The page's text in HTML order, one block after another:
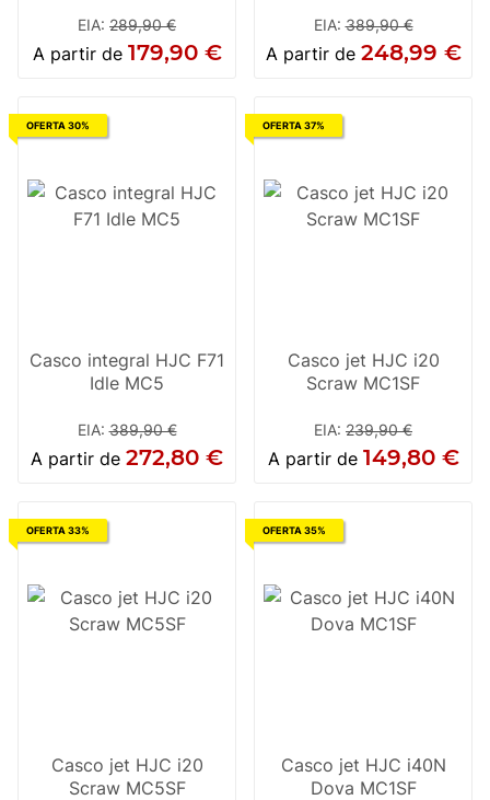
EIA: 289,90 €
A partir de 179,90 €
EIA:389,90 €
A partir de 248,99 €
OFERTA 30%
Casco integral HJC F71
Idle MC5
EIA:389,90 €
A partir de 272,80 €
OFERTA 37%
Casco jet HJC i20
Scraw MC1SF
EIA: 239,90 €
A partir de 149,80 €
OFERTA 33%
Casco jet HJC i20
Scraw MC5SF
OFERTA 35%
Casco jet HJC i40N
Dova MC1SF